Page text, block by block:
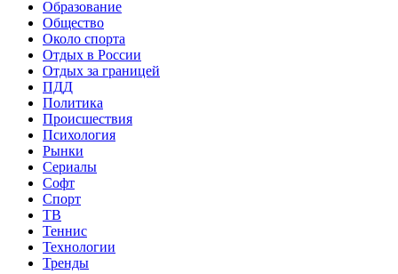
Образование
Общество
Около спорта
Отдых в России
Отдых за границей
ПДД
Политика
Происшествия
Психология
Рынки
Сериалы
Софт
Спорт
ТВ
Теннис
Технологии
Тренды